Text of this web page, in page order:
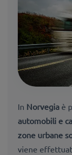
In Norvegia è
automobili e
zone urbane
viene